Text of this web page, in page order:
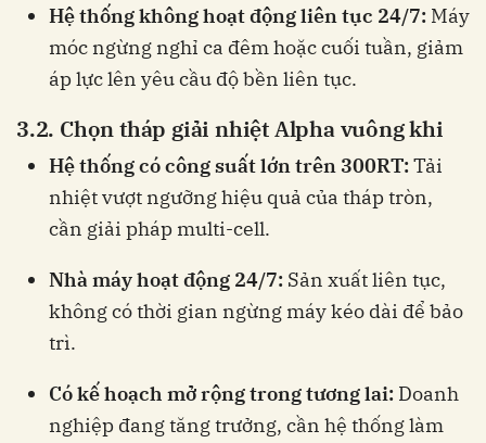
Hệ thống không hoạt động liên tục 24/7: Máy
móc ngừng nghỉ ca đêm hoặc cuối tuần, giảm
áp lực lên yêu cầu độ bền liên tục.
3.2. Chọn tháp giải nhiệt Alpha vuông khi
Hệ thống có công suất lớn trên 300RT:Tải
nhiệt vượt ngưỡng hiệu quả của tháp tròn,
cần giải pháp multi-cell.
Nhà máy hoạt động 24/7: Sản xuất liên tục,
không có thời gian ngừng máy kéo dài để bảo
trì.
Có kế hoạch mở rộng trong tương lai: Doanh
nghiệp đang tăng trưởng, cần hệ thống làm